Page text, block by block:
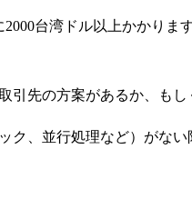
台湾ドル以上かかり
引先の方案があるか、もし
ク、並行処理など）がな